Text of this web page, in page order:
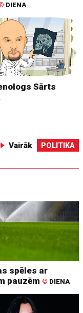
DIENA
Sārts
Vairāk POLITIKA
spēles ar
pauzēm © DIENA